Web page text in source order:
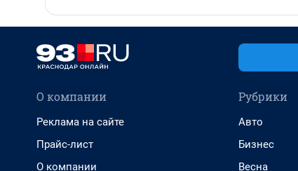
О компании
Реклама на сайте
Прайс-лист
О компании
Рубрики
Авто
Бизнес
Весна